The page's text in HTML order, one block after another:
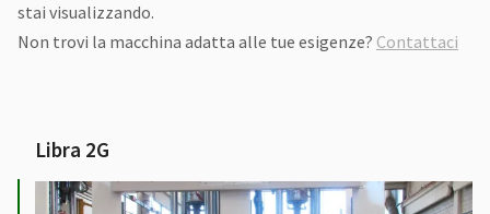
stai visualizzando.
Non trovi la macchina adatta alle tue esigenze? Contattaci
Libra 2G